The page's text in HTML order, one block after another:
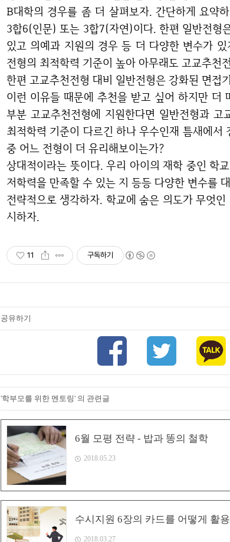
B대학의 경우를 좀 더 살펴보자. 간단하게 요약하면 고교추천전형으로 진행하는 경우 최저학력기준이
3합6(인문) 또는 3합7(자연)이다. 한편 일반전
있고 의예과 지원의 경우 등 더 다양한 변수가
전형의 최적학력 기준이 높아 아무래도 고교추천
한편 고교추천전형 대비 일반전형은 강화된 면
이런 이유들 때문에 추천을 받고 싶어 하지만 더 따져보면 이야기가 달라진다. 4% 이내의 학생들이 대
부분 고교추천전형에 지원한다면 일반전형과
최적학력 기준이 다르긴 하나 우수인재 틈새에
중 어느 전형이 더 유리해보이는가?
상대적이라는 뜻이다. 우리 아이의 재학 중인 학교 레벨, 내신성적, 면접 자신감, 스트레스 관리 정도, 최
저학력을 만족할 수 있는 지 등등 다양한 변수를
전략적으로 생각하자. 학교에 숨은 의도가 무엇인 지 생각하자. 우리 아이의 특성과 현황을 정확하게 직
시하자.
11 구독하기
공유하기
'학부모를 위한 멘토링' 의 관련글
6월 모평 전략 - 밥과 똥의 철학
2018.05.23
수시지원 6장의 카드를 어떻게 활
2018.03.27